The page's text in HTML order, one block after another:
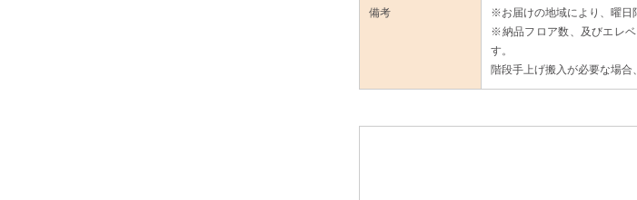
備考
※お届けの地域により、曜日
※納品フロア数、及びエレ
す。
階段手上げ搬入が必要な場合